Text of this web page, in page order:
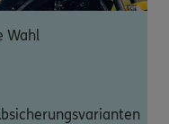
Wahl